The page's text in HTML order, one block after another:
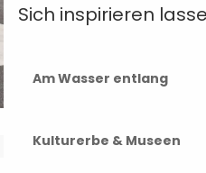
Sich inspirieren
Am Wasser entlang
Kulturerbe & Museen